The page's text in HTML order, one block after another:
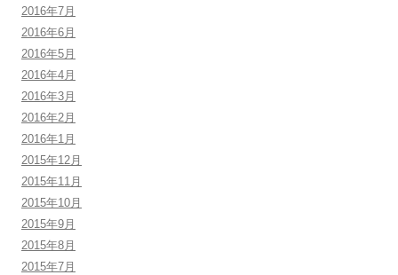
2016年7月
2016年6月
2016年5月
2016年4月
2016年3月
2016年2月
2016年1月
2015年12月
2015年11月
2015年10月
2015年9月
2015年8月
2015年7月